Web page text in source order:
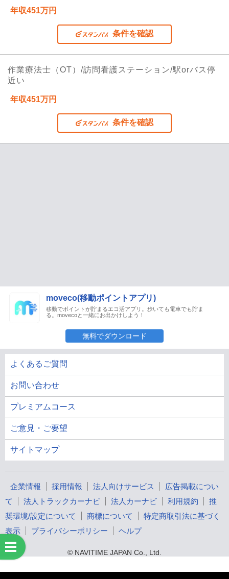
年収451万円
条件を確認
作業療法士（OT）/訪問看護ステーション/駅orバス停
近い
年収451万円
条件を確認
moveco(移動ポイントアプリ)
移動でポイントが貯まるエコ活アプリ。歩いても電車でも貯ま
る。movecoと一緒にお出かけしよう！
無料でダウンロード
よくあるご質問
お問い合わせ
プレミアムコース
ご意見・ご要望
サイトマップ
企業情報 採用情報 法人向けサービス
広告掲載につい
て
法人トラックカーナビ 法人カーナビ 利用規約
推
奨環境/設定について
商標について
特定商取引法に基づく
表示
プライバシーポリシー ヘルプ
© NAVITIME JAPAN Co., Ltd.